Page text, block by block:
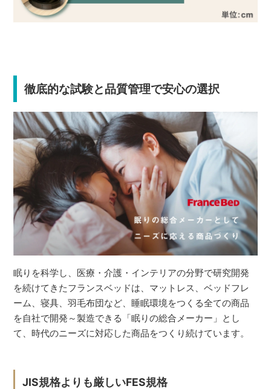
徹底的な試験と品質管理で安心の選択
眠りを科学し、医療・介護・インテリアの分野で研究開発
を続けてきたフランスベッドは、マットレス、ベッドフレ
ーム、寝具、羽毛布団など、睡眠環境をつくる全ての商品
を自社で開発～製造できる「眠りの総合メーカー」とし
て、時代のニーズに対応した商品をつくり続けています。
JIS規格よりも厳しいFES規格